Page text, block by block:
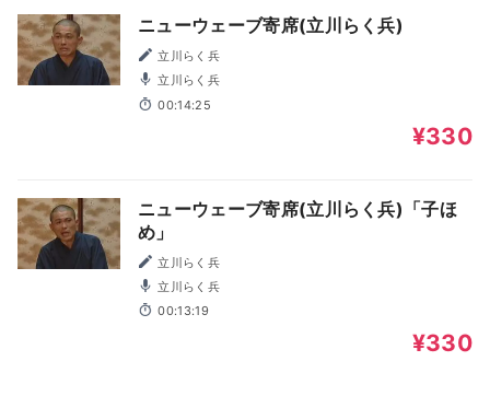
ニューウェーブ寄席(立川らく兵)
立川らく兵
立川らく兵
00:14:25
¥330
ニューウェーブ寄席(立川らく兵)「子ほ
め」
立川らく兵
立川らく兵
00:13:19
¥330